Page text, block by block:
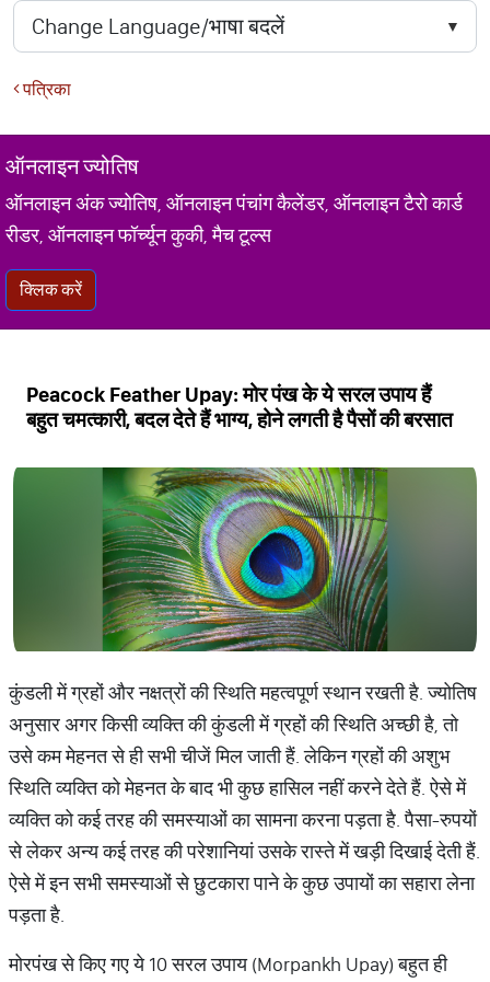
पत्रिका
ऑनलाइन ज्योतिष
ऑनलाइन अंक ज्योतिष, ऑनलाइन पंचांग कैलेंडर, ऑनलाइन टैरो कार्ड
रीडर, ऑनलाइन फॉर्च्यून कुकी, मैच टूल्स
क्लिक करें
Peacock Feather Upay: मोर पंख के ये सरल उपाय हैं
बहुत चमत्कारी, बदल देते हैं भाग्य, होने लगती है पैसों की बरसात
कुंडली में ग्रहों और नक्षत्रों की स्थिति महत्वपूर्ण स्थान रखती है. ज्योतिष
अनुसार अगर किसी व्यक्ति की कुंडली में ग्रहों की स्थिति अच्छी है, तो
उसे कम मेहनत से ही सभी चीजें मिल जाती हैं. लेकिन ग्रहों की अशुभ
स्थिति व्यक्ति को मेहनत के बाद भी कुछ हासिल नहीं करने देते हैं. ऐसे में
व्यक्ति को कई तरह की समस्याओं का सामना करना पड़ता है. पैसा-रुपयों
से लेकर अन्य कई तरह की परेशानियां उसके रास्ते में खड़ी दिखाई देती हैं.
ऐसे में इन सभी समस्याओं से छुटकारा पाने के कुछ उपायों का सहारा लेना
पड़ता है.
मोरपंख से किए गए ये 10 सरल उपाय (Morpankh Upay) बहुत ही